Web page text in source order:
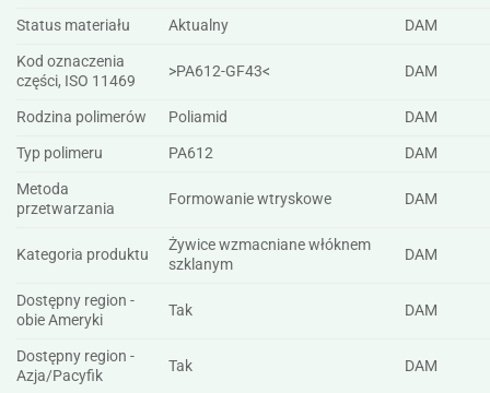
Status materiału
Aktualny
DAM
Kod oznaczenia
części, ISO 11469
>PA612-GF43< DAM
Rodzina polimerów Poliamid
DAM
Typ polimeru
PA612
DAM
Metoda
przetwarzania
Formowanie wtryskowe DAM
Kategoria produktu
Żywice wzmacniane włóknem
szklanym
DAM
Dostępny region -
obie Ameryki
Tak DAM
Dostępny region -
Azja/Pacyfik
Tak DAM